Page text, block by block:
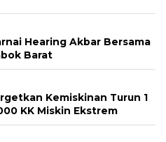
Hearing Akbar Bersama
Barat
Kemiskinan Turun 1
KK Miskin Ekstrem